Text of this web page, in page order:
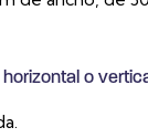
horizontal o